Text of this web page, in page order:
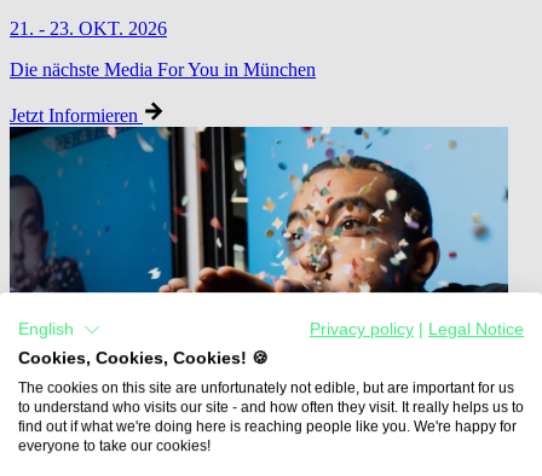
21. - 23. OKT. 2026
Die nächste Media For You in München
Jetzt Informieren
English Privacy policy
Legal Notice
Cookies, Cookies, Cookies! 🍪
The cookies on this site are unfortunately not edible, but are important for us
to understand who visits our site - and how often they visit. It really helps us to
find out if what we're doing here is reaching people like you. We're happy for
everyone to take our cookies!